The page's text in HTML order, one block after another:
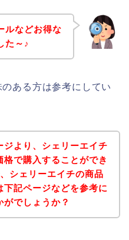
ルなどお得な
た～♪
ある方は参考にしてい
ジより、シェリーエイチ
格で購入することができ
シェリーエイチの商品
下記ページなどを参考に
がでしょうか？